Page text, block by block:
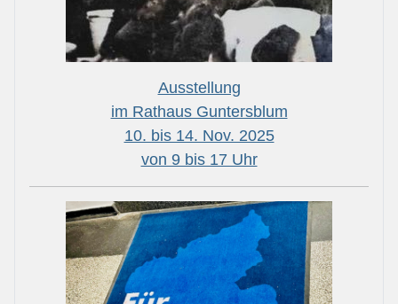
Ausstellung
im Rathaus Guntersblum
10. bis 14. Nov. 2025
von 9 bis 17 Uhr